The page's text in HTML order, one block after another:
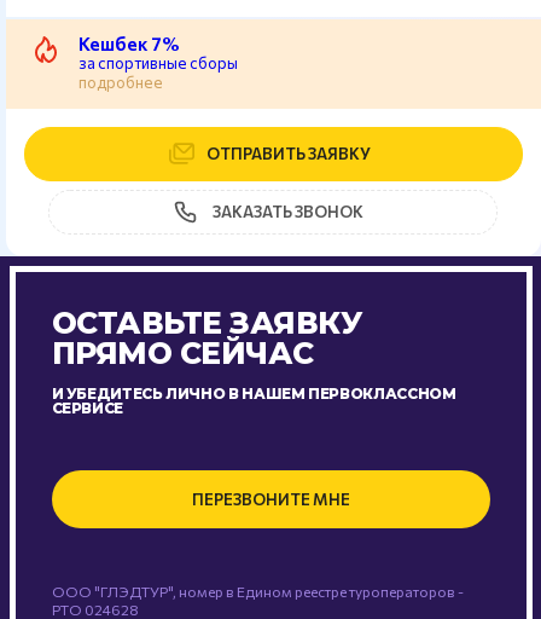
Кешбек 7%
за спортивные сборы
подробнее
ОТПРАВИТЬ ЗАЯВКУ
ЗАКАЗАТЬ ЗВОНОК
ОСТАВЬТЕ ЗАЯВКУ
ПРЯМО СЕЙЧАС
И УБЕДИТЕСЬ ЛИЧНО В НАШЕМ ПЕРВОКЛАССНОМ
СЕРВИСЕ
ПЕРЕЗВОНИТЕ МНЕ
ООО "ГЛЭДТУР", номер в Едином реестре туроператоров -
РТО 024628